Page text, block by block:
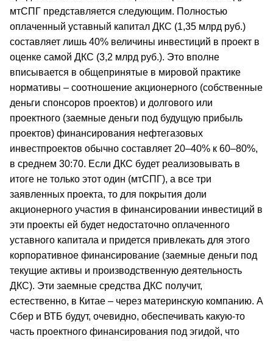
мтСПГ представляется следующим. Полностью
оплаченный уставный капитал ДКС (1,35 млрд руб.)
составляет лишь 40% величины инвестиций в проект в
оценке самой ДКС (3,2 млрд руб.). Это вполне
вписывается в общепринятые в мировой практике
нормативы – соотношение акционерного (собственные
деньги спонсоров проектов) и долгового или
проектного (заемные деньги под будущую прибыль
проектов) финансирования нефтегазовых
инвестпроектов обычно составляет 20–40% к 60–80%,
в среднем 30:70. Если ДКС будет реализовывать в
итоге не только этот один (мтСПГ), а все три
заявленных проекта, то для покрытия доли
акционерного участия в финансировании инвестиций в
эти проекты ей будет недостаточно оплаченного
уставного капитала и придется привлекать для этого
корпоративное финансирование (заемные деньги под
текущие активы и производственную деятельность
ДКС). Эти заемные средства ДКС получит,
естественно, в Китае – через материнскую компанию. А
Сбер и ВТБ будут, очевидно, обеспечивать какую-то
часть проектного финансирования под эгидой, что